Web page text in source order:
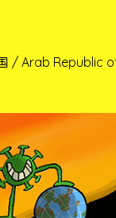
/ Arab Republic